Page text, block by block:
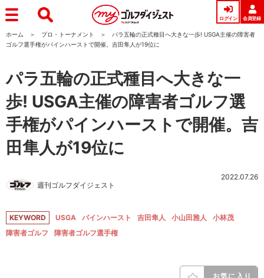
ログイン 会員登録
ホーム プロ・トーナメント
パラ五輪の正式種目へ大きな一歩! USGA主催の障害者
ゴルフ選手権がパインハーストで開催。吉田隼人が19位に
パラ五輪の正式種目へ大きな一
歩! USGA主催の障害者ゴルフ選
手権がパインハーストで開催。吉
田隼人が19位に
週刊ゴルフダイジェスト
2022.07.26
KEYWORD USGA パインハースト 吉田隼人 小山田雅人
小林茂
障害者ゴルフ
障害者ゴルフ選手権
お気に入り